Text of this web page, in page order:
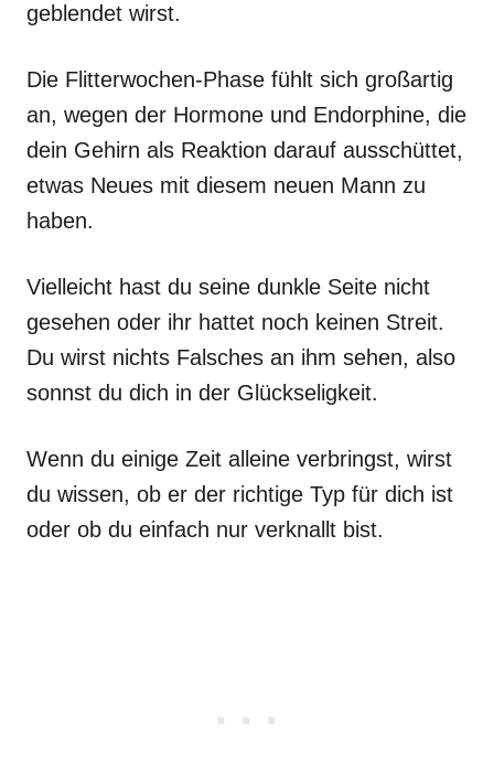
geblendet wirst.
Die Flitterwochen-Phase fühlt sich großartig
an, wegen der Hormone und Endorphine, die
dein Gehirn als Reaktion darauf ausschüttet,
etwas Neues mit diesem neuen Mann zu
haben.
Vielleicht hast du seine dunkle Seite nicht
gesehen oder ihr hattet noch keinen Streit.
Du wirst nichts Falsches an ihm sehen, also
sonnst du dich in der Glückseligkeit.
Wenn du einige Zeit alleine verbringst, wirst
du wissen, ob er der richtige Typ für dich ist
oder ob du einfach nur verknallt bist.